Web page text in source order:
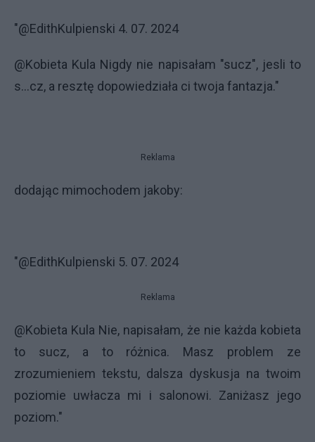
"@EdithKulpienski 4. 07. 2024
@Kobieta Kula Nigdy nie napisałam "sucz", jesli to
s...cz, a resztę dopowiedziała ci twoja fantazja."
Reklama
dodając mimochodem jakoby:
"@EdithKulpienski 5. 07. 2024
Reklama
@Kobieta Kula Nie, napisałam, że nie każda kobieta
to sucz, a to różnica. Masz problem ze
zrozumieniem tekstu, dalsza dyskusja na twoim
poziomie uwłacza mi i salonowi. Zaniżasz jego
poziom."